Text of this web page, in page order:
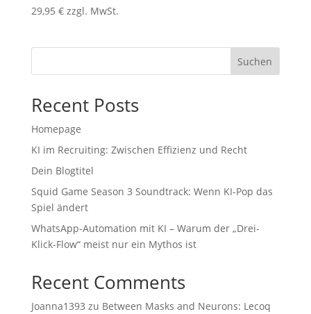
29,95 € zzgl. MwSt.
Suchen
Recent Posts
Homepage
KI im Recruiting: Zwischen Effizienz und Recht
Dein Blogtitel
Squid Game Season 3 Soundtrack: Wenn KI-Pop das
Spiel ändert
WhatsApp-Automation mit KI – Warum der „Drei-
Klick-Flow“ meist nur ein Mythos ist
Recent Comments
Joanna1393 zu Between Masks and Neurons: Lecoq